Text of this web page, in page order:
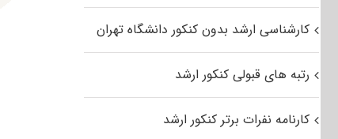
کارشناسی ارشد بدون کنکور دانشگاه تهران
رتبه های قبولی کنکور ارشد
کارنامه نفرات برتر کنکور ارشد